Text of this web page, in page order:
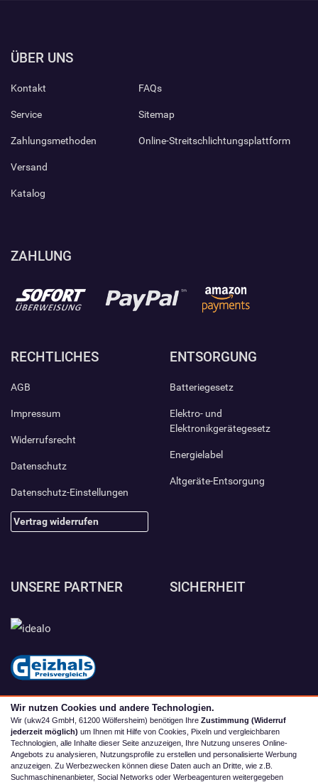
ÜBER UNS
Kontakt
Service
Zahlungsmethoden
Versand
Katalog
FAQs
Sitemap
Online-Streitschlichtungsplattform
ZAHLUNG
RECHTLICHES
AGB
Impressum
Widerrufsrecht
Datenschutz
Datenschutz-Einstellungen
Vertrag widerrufen
ENTSORGUNG
Batteriegesetz
Elektro- und
Elektronikgerätegesetz
Energielabel
Altgeräte-Entsorgung
UNSERE PARTNER SICHERHEIT
Wir nutzen Cookies und andere Technologien.
Wir (ukw24 GmbH, 61200 Wölfersheim) benötigen Ihre Zustimmung (Widerruf
jederzeit möglich) um Ihnen mit Hilfe von Cookies, Pixeln und vergleichbaren
Technologien, alle Inhalte dieser Seite anzuzeigen, Ihre Nutzung unseres Online-
Angebots zu analysieren, Nutzungsprofile zu erstellen und personalisierte Werbung
anzuzeigen. Zu Werbezwecken können diese Daten auch an Dritte, wie z.B.
Suchmaschinenanbieter, Social Networks oder Werbeagenturen weitergegeben